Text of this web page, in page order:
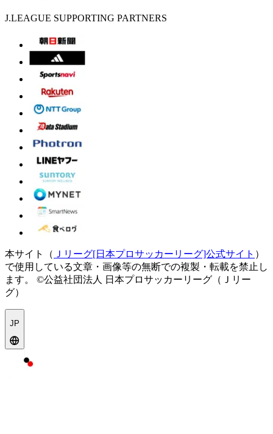
J.LEAGUE SUPPORTING PARTNERS
本サイト（ Ｊリーグ[日本プロサッカーリーグ]公式サイト ）
で使用している文章・画像等の無断での複製・転載を禁止し
ます。
©公益社団法人 日本プロサッカーリーグ（Ｊリー
グ）
JP